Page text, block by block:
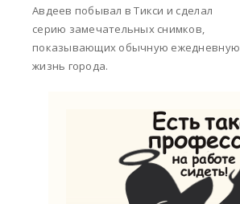
Авдеев побывал в Тикси и сделал
серию замечательных снимков,
показывающих обычную ежедневную
жизнь города.